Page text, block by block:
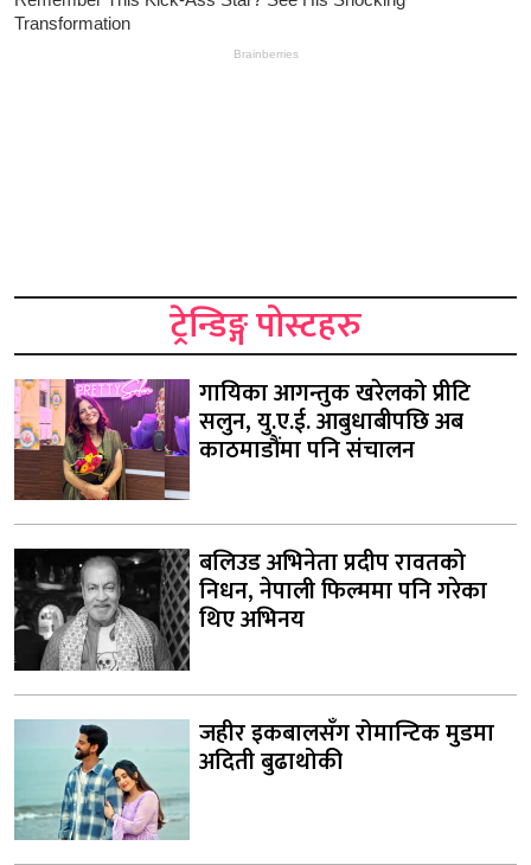
ट्रेन्डिङ्ग पोस्टहरु
गायिका आगन्तुक खरेलको प्रीटि
सलुन, यु.ए.ई. आबुधाबीपछि अब
काठमाडौंमा पनि संचालन
बलिउड अभिनेता प्रदीप रावतको
निधन, नेपाली फिल्ममा पनि गरेका
थिए अभिनय
जहीर इकबालसँग रोमान्टिक मुडमा
अदिती बुढाथोकी